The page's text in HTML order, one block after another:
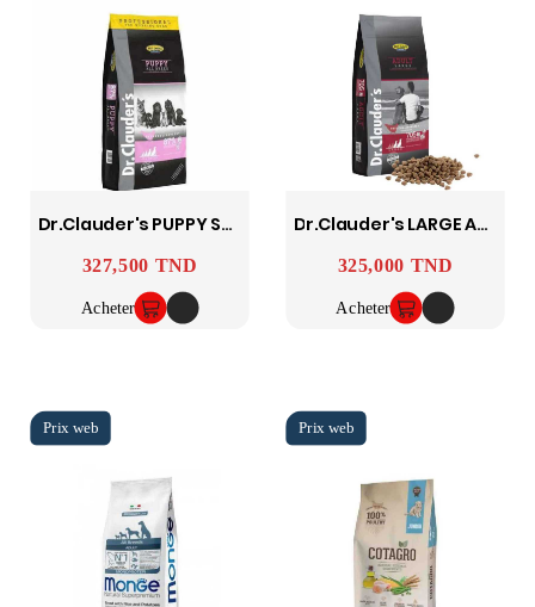
Dr.clauder's PUPPY STARTER 20 KG
Prix
327,500 TND
Acheter
Dr.clauder's LARGE ADULT 20 KG
Prix
325,000 TND
Acheter